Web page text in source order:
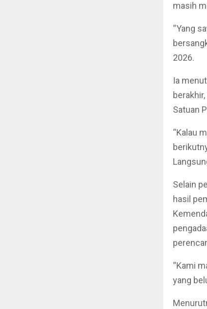
masih
“Yang
2026.
Ia
Satuan
“Kalau
Selain
hasil
“Kami
yang